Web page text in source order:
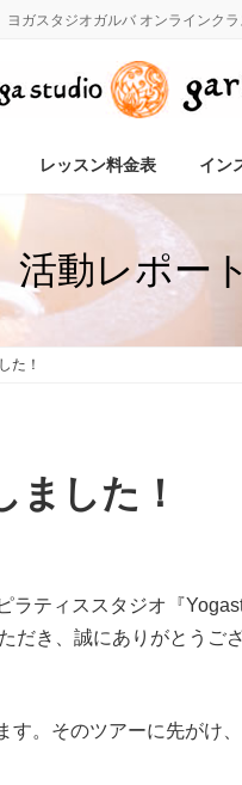
ガスタジオガルバ オンラインクラ
レッスン料金表 イン
活動レポート
た！
ました！
ラティススタジオ『
だき、誠にありがとうご
す。そのツアーに先がけ